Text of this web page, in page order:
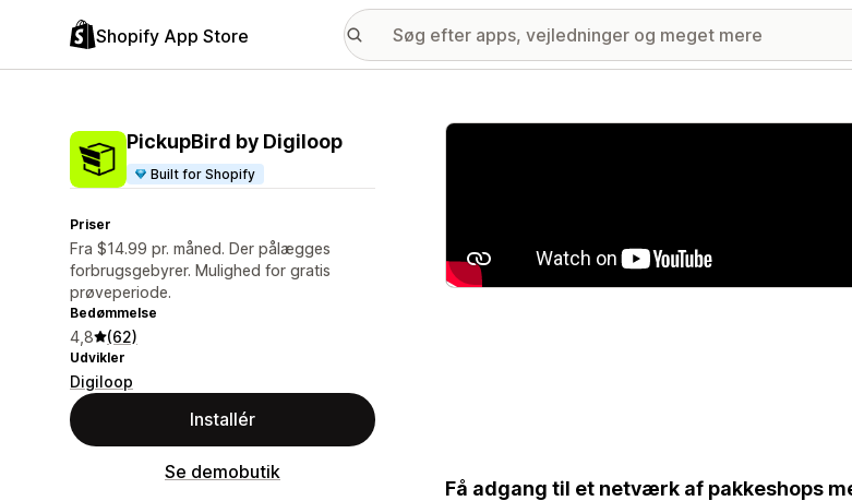
Shopify App Store
PickupBird by Digiloop
Built for Shopify
Priser
Fra $14.99 pr. måned. Der pålægges
forbrugsgebyrer. Mulighed for gratis
prøveperiode.
Bedømmelse
4,8 (62)
Udvikler
Digiloop
Installér
Se demobutik
Galleri med udvalgte billeder
Få adgang til et netværk af pakkeshops